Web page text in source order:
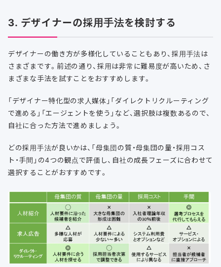
3. デザイナーの採用手法を検討する
デザイナーの働き方が多様化していることもあり、採用手法は
さまざまです。前述の通り、採用は非常に難易度が高いため、さ
まざまな手法を試すことをおすすめします。
「デザイナー特化型の求人媒体」「ダイレクトリクルーティング
で進める」「エージェントを使う」など、選択肢は複数あるので、
自社に合った方法で進めましょう。
どの採用手法が良いかは、「母集団の質・母集団の量・採用コス
ト・手間」の4つの観点で評価し、自社の成長フェーズに合わせて
選択することがおすすめです。